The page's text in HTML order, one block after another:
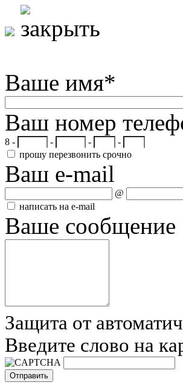
Ваше имя*
Ваш номер
8 - - -
-
прошу перезвонить срочно
Ваш e-mail
@
написать на e-mail
Ваше сообщение
Защита от
Введите слово на